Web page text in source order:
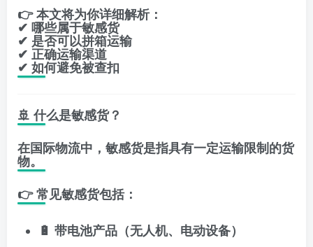
👉 本文将为你详细解析：
✔ 哪些属于敏感货
✔ 是否可以拼箱运输
✔ 正确运输渠道
✔ 如何避免被查扣
🚢 什么是敏感货？
在国际物流中，敏感货是指具有一定运输限制的货
物。
👉 常见敏感货包括：
🔋 带电池产品（无人机、电动设备）